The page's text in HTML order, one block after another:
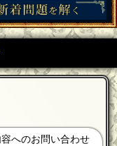
へのお問い合わせ